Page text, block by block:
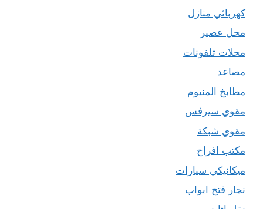
كهربائي منازل
محل عصير
محلات تلفونات
مصاعد
مطابخ المنيوم
مقوي سيرفس
مقوي شبكة
مكتب افراح
ميكانيكي سيارات
نجار فتح ابواب